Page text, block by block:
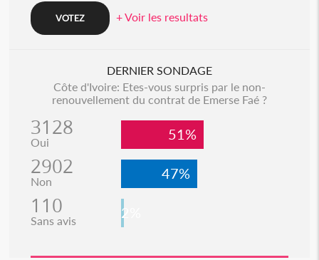
+ Voir les resultats
DERNIER SONDAGE
Côte d'Ivoire: Etes-vous surpris par le non-
renouvellement du contrat de Emerse Faé ?
3128
Oui 51%
2902
Non 47%
110
Sans avis 2%